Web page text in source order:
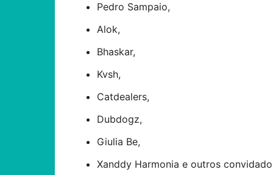
Pedro Sampaio,
Alok,
Bhaskar,
Kvsh,
Catdealers,
Dubdogz,
Giulia Be,
Xanddy Harmonia e outros